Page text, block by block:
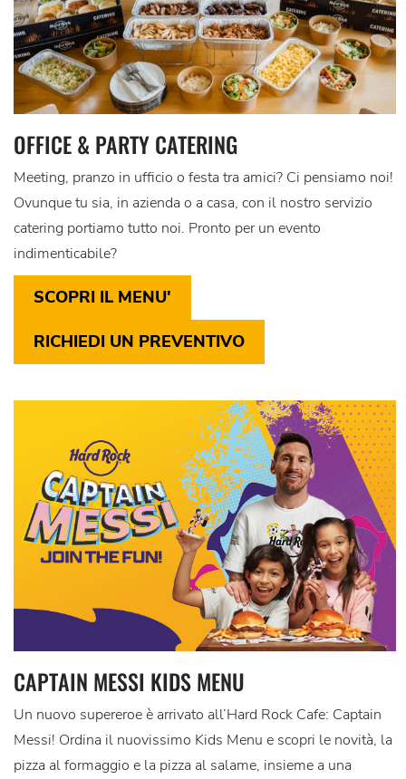
OFFICE & PARTY CATERING
Meeting, pranzo in ufficio o festa tra amici? Ci pensiamo noi!⁣
Ovunque tu sia, in azienda o a casa, con il nostro servizio
catering portiamo tutto noi. Pronto per un evento
indimenticabile?
SCOPRI IL MENU'
RICHIEDI UN PREVENTIVO
CAPTAIN MESSI KIDS MENU
Un nuovo supereroe è arrivato all’Hard Rock Cafe: Captain
Messi! Ordina il nuovissimo Kids Menu e scopri le novità, la
pizza al formaggio e la pizza al salame, insieme a una